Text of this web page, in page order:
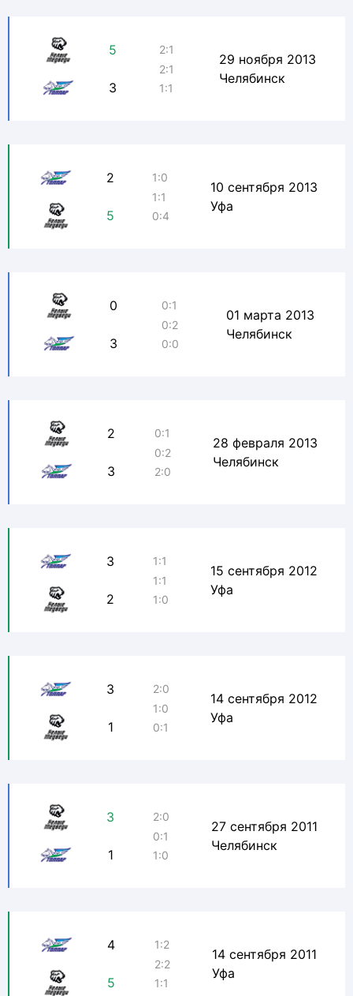
5
3
2:1
2:1
1:1
29 ноября 2013
Челябинск
2
5
1:0
1:1
0:4
10 сентября 2013
Уфа
0
3
0:1
0:2
0:0
01 марта 2013
Челябинск
2
3
0:1
0:2
2:0
28 февраля 2013
Челябинск
3
2
1:1
1:1
1:0
15 сентября 2012
Уфа
3
1
2:0
1:0
0:1
14 сентября 2012
Уфа
3
1
2:0
0:1
1:0
27 сентября 2011
Челябинск
4
5
1:2
2:2
1:1
14 сентября 2011
Уфа